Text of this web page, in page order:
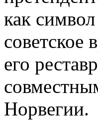
как
советское
его
Норвегии.